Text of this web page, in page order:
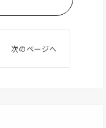
次のページへ